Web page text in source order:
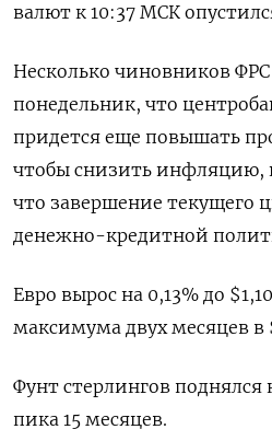
валют к 10:37 МСК
Несколько чиновников
понедельник, что
придется еще повышать
чтобы снизить инфляцию,
что завершение текущего
денежно-кредитной
Евро вырос на 0,13% до
максимума двух месяцев в
Фунт стерлингов поднялся
пика 15 месяцев.